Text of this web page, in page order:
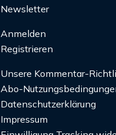
Newsletter
Anmelden
Registrieren
Unsere Kommentar-
Abo-
Datenschutzerklärung
Impressum